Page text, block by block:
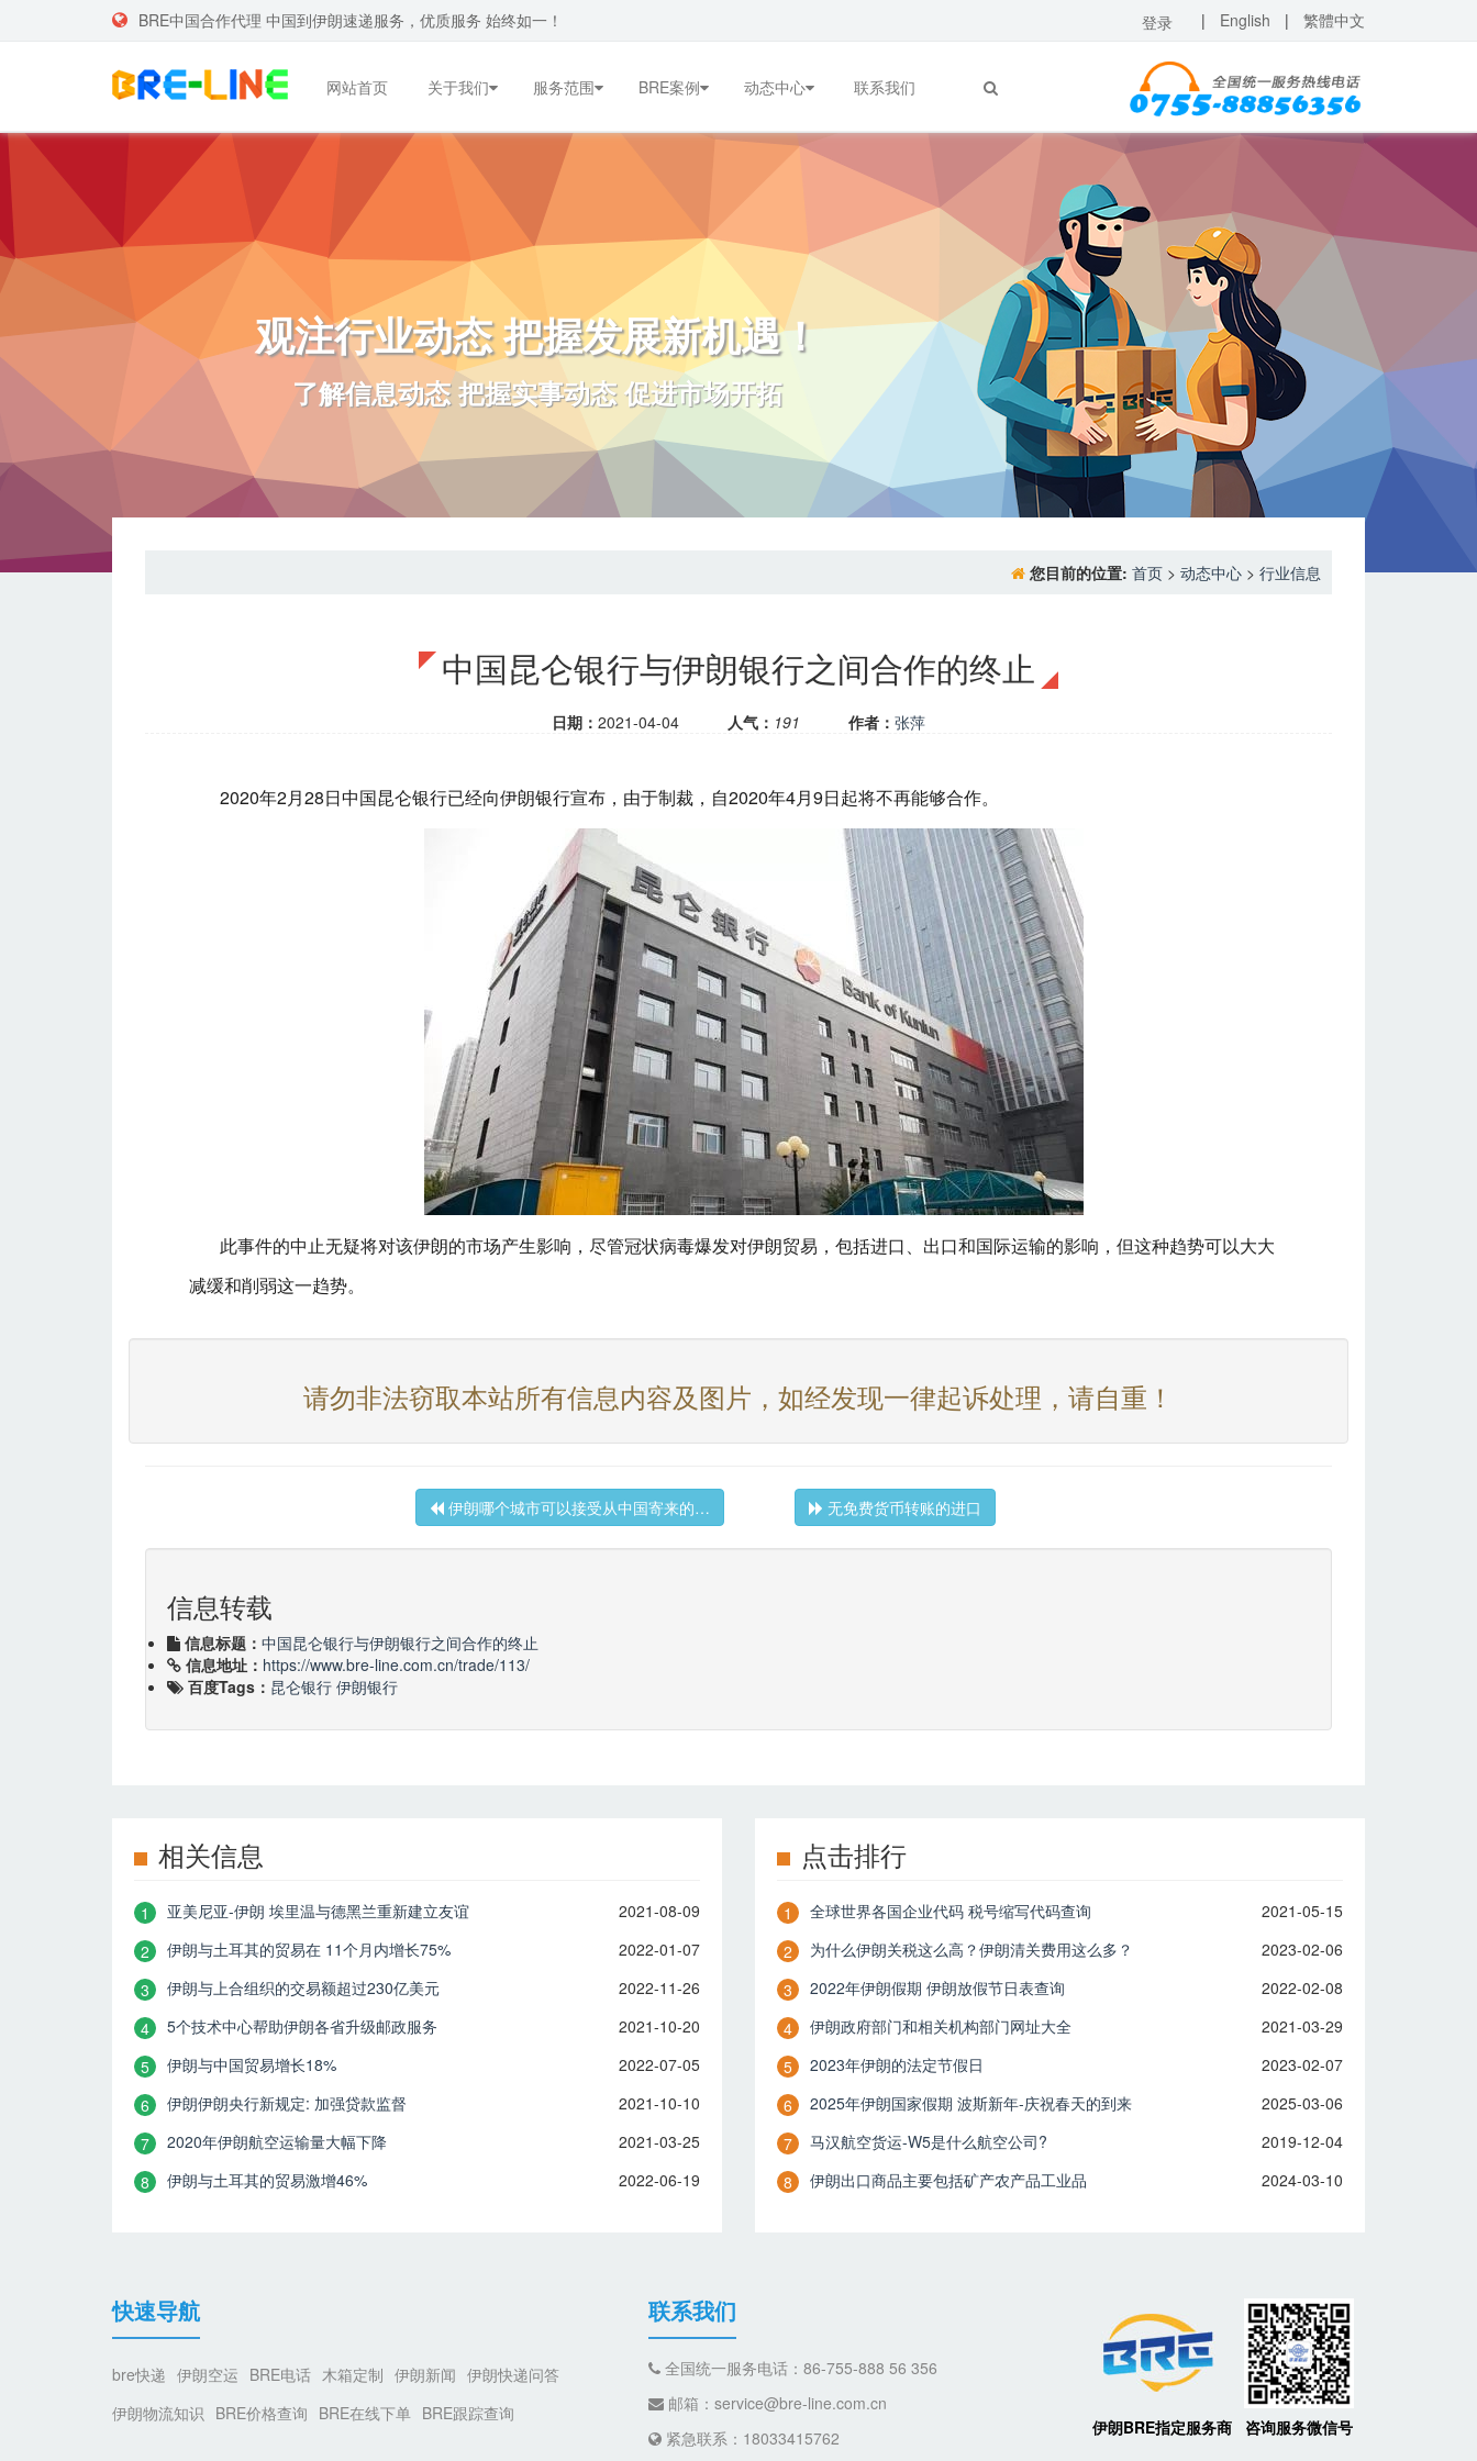
BRE中国合作代理 中国到伊朗速递服务，优质服务 始终如一！ 登录 | English | 繁體中文
网站首页 关于我们 服务范围 BRE案例 动态中心 联系我们
观注行业动态 把握发展新机遇！
了解信息动态 把握实事动态 促进市场开拓
您目前的位置: 首页 > 动态中心 > 行业信息
中国昆仑银行与伊朗银行之间合作的终止
日期： 2021-04-04 人气： 191 作者： 张萍
2020年2月28日中国昆仑银行已经向伊朗银行宣布，由于制裁，自2020年4月9日起将不再能够合作。
此事件的中止无疑将对该伊朗的市场产生影响，尽管冠状病毒爆发对伊朗贸易，包括进口、出口和国际运输的影响，但这种趋势可以大大
减缓和削弱这一趋势。
请勿非法窃取本站所有信息内容及图片，如经发现一律起诉处理，请自重！
伊朗哪个城市可以接受从中国寄来的… 无免费货币转账的进口
信息转载
信息标题： 中国昆仑银行与伊朗银行之间合作的终止
信息地址： https://www.bre-line.com.cn/trade/113/
百度Tags： 昆仑银行 伊朗银行
相关信息
1 亚美尼亚-伊朗 埃里温与德黑兰重新建立友谊
2021-08-09
2
伊朗与土耳其的贸易在 11个月内增长75%
2022-01-07
3
伊朗与上合组织的交易额超过230亿美元
2022-11-26
4
5个技术中心帮助伊朗各省升级邮政服务
2021-10-20
5
伊朗与中国贸易增长18%
2022-07-05
6
伊朗伊朗央行新规定: 加强贷款监督
2021-10-10
7
2020年伊朗航空运输量大幅下降
2021-03-25
8
伊朗与土耳其的贸易激增46% 2022-06-19
点击排行
1 全球世界各国企业代码 税号缩写代码查询
2021-05-15
2
为什么伊朗关税这么高？伊朗清关费用这么多？
2023-02-06
3
2022年伊朗假期 伊朗放假节日表查询
2022-02-08
4
伊朗政府部门和相关机构部门网址大全
2021-03-29
5
2023年伊朗的法定节假日
2023-02-07
6
2025年伊朗国家假期 波斯新年-庆祝春天的到来
2025-03-06
7
​马汉航空货运-W5是什么航空公司?
2019-12-04
8
伊朗出口商品主要包括矿产农产品工业品 2024-03-10
快速导航
bre快递 伊朗空运 BRE电话 木箱定制 伊朗新闻 伊朗快递问答
伊朗物流知识 BRE价格查询 BRE在线下单 BRE跟踪查询
联系我们
全国统一服务电话：86-755-888 56 356
邮箱：service@bre-line.com.cn
紧急联系：18033415762
咨询服务微信号
伊朗BRE指定服务商